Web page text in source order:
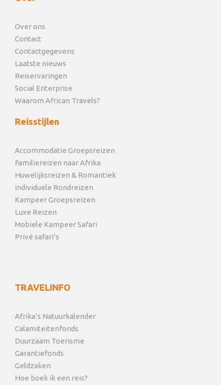
Over ons
Contact
Contactgegevens
Laatste nieuws
Reiservaringen
Social Enterprise
Waarom African Travels?
Reisstijlen
Accommodatie Groepsreizen
Familiereizen naar Afrika
Huwelijksreizen & Romantiek
Individuele Rondreizen
Kampeer Groepsreizen
Luxe Reizen
Mobiele Kampeer Safari
Privé safari’s
TRAVELINFO
Afrika’s Natuurkalender
Calamiteitenfonds
Duurzaam Toerisme
Garantiefonds
Geldzaken
Hoe boek ik een reis?